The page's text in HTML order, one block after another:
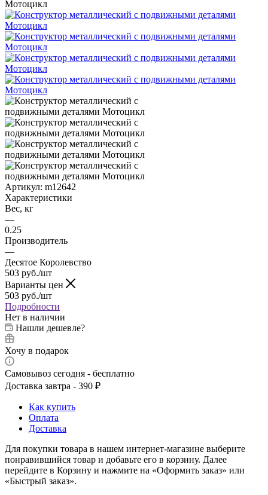
Мотоцикл
Артикул: m12642
Характеристики
Вес, кг
—
0.25
Производитель
—
Десятое Королевство
503 руб./шт
Варианты цен
503 руб./шт
Подробности
Нет в наличии
Нашли дешевле?
Хочу в подарок
Самовывоз сегодня - бесплатно
Доставка завтра - 390 ₽
Как купить
Оплата
Доставка
Для покупки товара в нашем интернет-магазине выберите
понравившийся товар и добавьте его в корзину. Далее
перейдите в Корзину и нажмите на «Оформить заказ» или
«Быстрый заказ».